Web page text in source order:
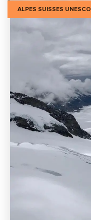
ALPES SUISSES UNESCO